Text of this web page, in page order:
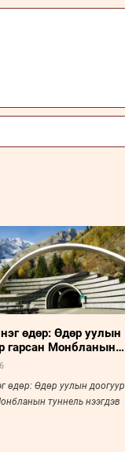
өдөр: Өдөр уулын
гарсан Монбланын
нээгдэв
өдөр: Өдөр уулын доогуур
туннель нээгдэв